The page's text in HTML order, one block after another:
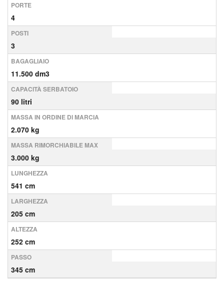
PORTE
4
POSTI
3
BAGAGLIAIO
11.500 dm3
CAPACITÀ SERBATOIO
90 litri
MASSA IN ORDINE DI MARCIA
2.070 kg
MASSA RIMORCHIABILE MAX
3.000 kg
LUNGHEZZA
541 cm
LARGHEZZA
205 cm
ALTEZZA
252 cm
PASSO
345 cm